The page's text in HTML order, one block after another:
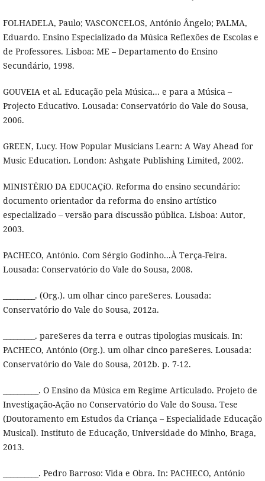
FOLHADELA, Paulo; VASCONCELOS, António Ângelo; PALMA,
Eduardo. Ensino Especializado da Música Reflexões de Escolas e
de Professores. Lisboa: ME – Departamento do Ensino
Secundário, 1998.
GOUVEIA et al. Educação pela Música... e para a Música –
Projecto Educativo. Lousada: Conservatório do Vale do Sousa,
2006.
GREEN, Lucy. How Popular Musicians Learn: A Way Ahead for
Music Education. London: Ashgate Publishing Limited, 2002.
MINISTÉRIO DA EDUCAÇíO. Reforma do ensino secundário:
documento orientador da reforma do ensino artí­stico
especializado – versão para discussão pública. Lisboa: Autor,
2003.
PACHECO, António. Com Sérgio Godinho...À Terça-Feira.
Lousada: Conservatório do Vale do Sousa, 2008.
_________. (Org.). um olhar cinco pareSeres. Lousada:
Conservatório do Vale do Sousa, 2012a.
_________. pareSeres da terra e outras tipologias musicais. In:
PACHECO, António (Org.). um olhar cinco pareSeres. Lousada:
Conservatório do Vale do Sousa, 2012b. p. 7-12.
__________. O Ensino da Música em Regime Articulado. Projeto de
Investigação-Ação no Conservatório do Vale do Sousa. Tese
(Doutoramento em Estudos da Criança – Especialidade Educação
Musical). Instituto de Educação, Universidade do Minho, Braga,
2013.
__________. Pedro Barroso: Vida e Obra. In: PACHECO, António